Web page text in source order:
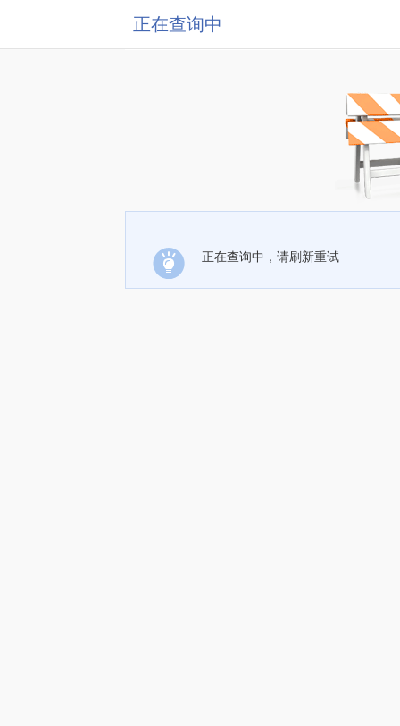
正在查询中
正在查询中，请刷新重试